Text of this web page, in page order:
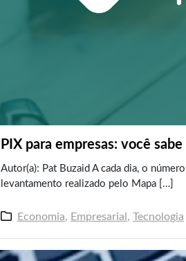
PIX para empresas: você
Autor(a): Pat Buzaid A cada dia, o
levantamento realizado pelo Mapa […]
Economia, Empresarial , Tecnologia